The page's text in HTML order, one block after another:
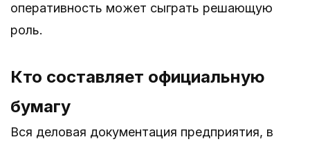
оперативность может сыграть решающую
роль.
Кто составляет официальную
бумагу
Вся деловая документация предприятия, в